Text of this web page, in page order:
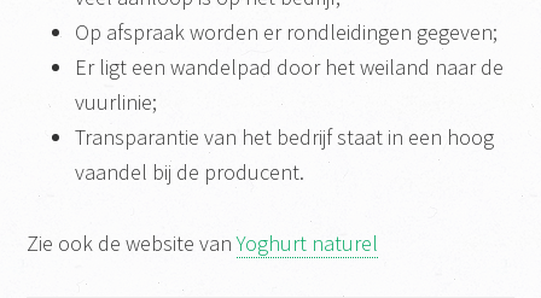
Op afspraak worden er rondleidingen gegeven;
Er ligt een wandelpad door het weiland naar de
vuurlinie;
Transparantie van het bedrijf staat in een hoog
vaandel bij de producent.
Zie ook de website vanYoghurt naturel